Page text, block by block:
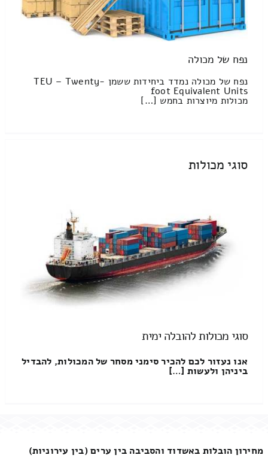
נפח של מכולה
נפח של מכולה נמדד ביחידות ששמן TEU – Twenty-
foot Equivalent Units
מכולות מיוצרות בחמש […]
סוגי מכולות
סוגי מכולות להובלה ימית
אנו נעזור לכם להכיר סימני מסחר של המכולות, להבדיל
ביניהן ולעשות […]
מחירון הובלות באשדוד והסביבה בין ערים (בין עירוניות)